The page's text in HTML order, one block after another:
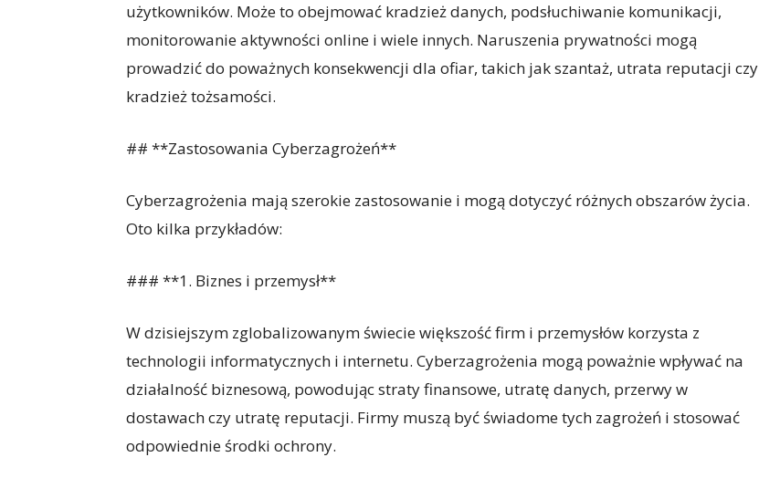
użytkowników. Może to obejmować kradzież danych, podsłuchiwanie komunikacji,
monitorowanie aktywności online i wiele innych. Naruszenia prywatności mogą
prowadzić do poważnych konsekwencji dla ofiar, takich jak szantaż, utrata reputacji czy
kradzież tożsamości.
## **Zastosowania Cyberzagrożeń**
Cyberzagrożenia mają szerokie zastosowanie i mogą dotyczyć różnych obszarów życia.
Oto kilka przykładów:
### **1. Biznes i przemysł**
W dzisiejszym zglobalizowanym świecie większość firm i przemysłów korzysta z
technologii informatycznych i internetu. Cyberzagrożenia mogą poważnie wpływać na
działalność biznesową, powodując straty finansowe, utratę danych, przerwy w
dostawach czy utratę reputacji. Firmy muszą być świadome tych zagrożeń i stosować
odpowiednie środki ochrony.